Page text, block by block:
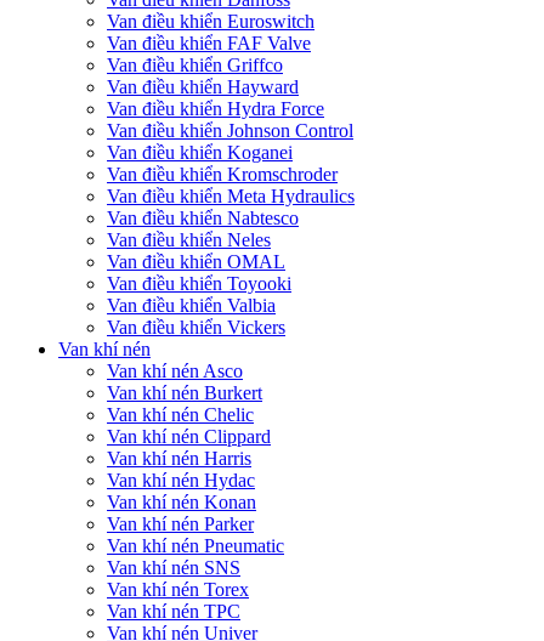
Van điều khiển Euroswitch
Van điều khiển FAF Valve
Van điều khiển Griffco
Van điều khiển Hayward
Van điều khiển Hydra Force
Van điều khiển Johnson Control
Van điều khiển Koganei
Van điều khiển Kromschroder
Van điều khiển Meta Hydraulics
Van điều khiển Nabtesco
Van điều khiển Neles
Van điều khiển OMAL
Van điều khiển Toyooki
Van điều khiển Valbia
Van điều khiển Vickers
Van khí nén
Van khí nén Asco
Van khí nén Burkert
Van khí nén Chelic
Van khí nén Clippard
Van khí nén Harris
Van khí nén Hydac
Van khí nén Konan
Van khí nén Parker
Van khí nén Pneumatic
Van khí nén SNS
Van khí nén Torex
Van khí nén TPC
Van khí nén Univer